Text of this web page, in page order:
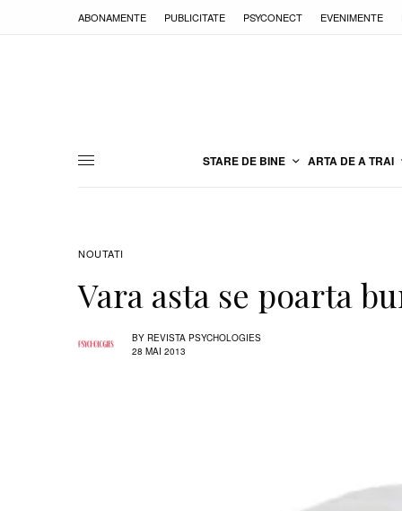
ABONAMENTE PUBLICITATE PSYCONECT EVENIMENTE
STARE DE BINE ARTA DE A TRAI
NOUTATI
Vara asta se poarta
BY REVISTA PSYCHOLOGIES
28 MAI 2013